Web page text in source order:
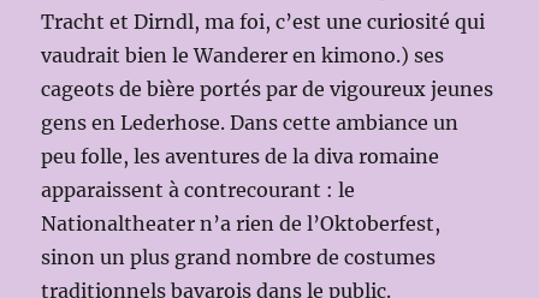
Tracht et Dirndl, ma foi, c’est une curiosité qui
vaudrait bien le Wanderer en kimono.) ses
cageots de bière portés par de vigoureux jeunes
gens en Lederhose. Dans cette ambiance un
peu folle, les aventures de la diva romaine
apparaissent à contrecourant : le
Nationaltheater n’a rien de l’Oktoberfest,
sinon un plus grand nombre de costumes
traditionnels bavarois dans le public.